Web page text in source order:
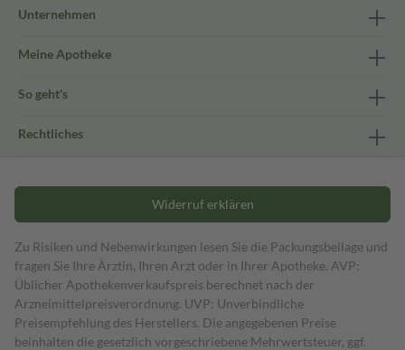
Unternehmen
Meine Apotheke
So geht's
Rechtliches
Widerruf erklären
Zu Risiken und Nebenwirkungen lesen Sie die Packungsbeilage und
fragen Sie Ihre Ärztin, Ihren Arzt oder in Ihrer Apotheke. AVP:
Üblicher Apothekenverkaufspreis berechnet nach der
Arzneimittelpreisverordnung. UVP: Unverbindliche
Preisempfehlung des Herstellers. Die angegebenen Preise
beinhalten die gesetzlich vorgeschriebene Mehrwertsteuer, ggf.